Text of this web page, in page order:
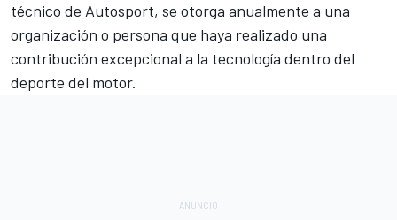
técnico de Autosport, se otorga anualmente a una
organización o persona que haya realizado una
contribución excepcional a la tecnología dentro del
deporte del motor.